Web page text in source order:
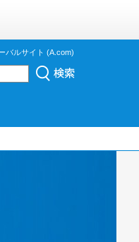
バルサイト (A.com)